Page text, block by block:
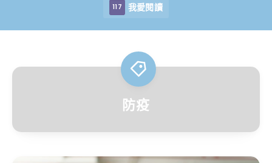
117 我愛閱讀
防疫